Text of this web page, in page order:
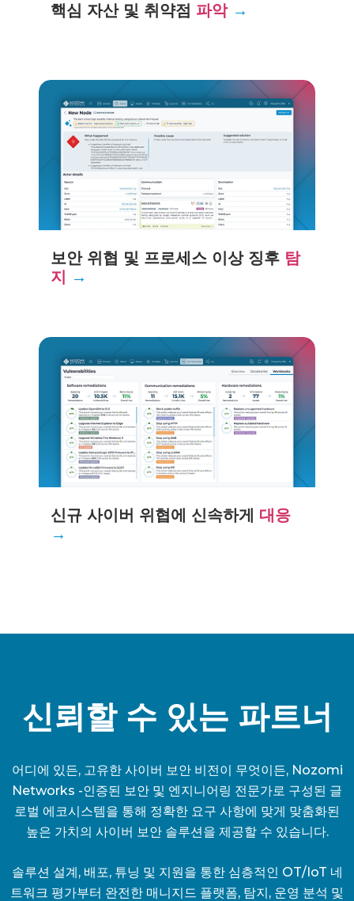
핵심 자산 및 취약점 파악 →
보안 위협 및 프로세스 이상 징후 탐
지 →
신규 사이버 위협에 신속하게 대응
→
신뢰할 수 있는 파트너
어디에 있든, 고유한 사이버 보안 비전이 무엇이든, Nozomi
Networks -인증된 보안 및 엔지니어링 전문가로 구성된 글
로벌 에코시스템을 통해 정확한 요구 사항에 맞게 맞춤화된
높은 가치의 사이버 보안 솔루션을 제공할 수 있습니다.
솔루션 설계, 배포, 튜닝 및 지원을 통한 심층적인 OT/IoT 네
트워크 평가부터 완전한 매니지드 플랫폼, 탐지, 운영 분석 및